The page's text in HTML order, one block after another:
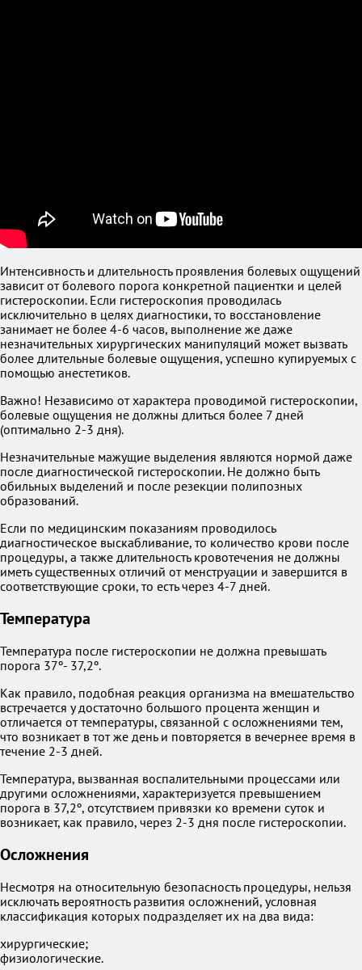
Интенсивность и длительность проявления болевых ощущений
зависит от болевого порога конкретной пациентки и целей
гистероскопии. Если гистероскопия проводилась
исключительно в целях диагностики, то восстановление
занимает не более 4-6 часов, выполнение же даже
незначительных хирургических манипуляций может вызвать
более длительные болевые ощущения, успешно купируемых с
помощью анестетиков.
Важно! Независимо от характера проводимой гистероскопии,
болевые ощущения не должны длиться более 7 дней
(оптимально 2-3 дня).
Незначительные мажущие выделения являются нормой даже
после диагностической гистероскопии. Не должно быть
обильных выделений и после резекции полипозных
образований.
Если по медицинским показаниям проводилось
диагностическое выскабливание, то количество крови после
процедуры, а также длительность кровотечения не должны
иметь существенных отличий от менструации и завершится в
соответствующие сроки, то есть через 4-7 дней.
Температура
Температура после гистероскопии не должна превышать
порога 37º- 37,2º.
Как правило, подобная реакция организма на вмешательство
встречается у достаточно большого процента женщин и
отличается от температуры, связанной с осложнениями тем,
что возникает в тот же день и повторяется в вечернее время в
течение 2-3 дней.
Температура, вызванная воспалительными процессами или
другими осложнениями, характеризуется превышением
порога в 37,2º, отсутствием привязки ко времени суток и
возникает, как правило, через 2-3 дня после гистероскопии.
Осложнения
Несмотря на относительную безопасность процедуры, нельзя
исключать вероятность развития осложнений, условная
классификация которых подразделяет их на два вида:
хирургические;
физиологические.